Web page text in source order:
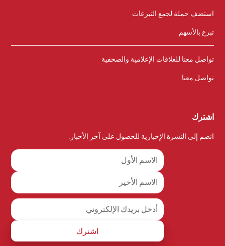
استضف حملة لجمع التبرعات
تبرع بالأسهم
تواصل معنا للعلاقات الإعلامية والصحفية
تواصل معنا
اشترك
انضم إلى النشرة الإخبارية للحصول على آخر الأخبار.